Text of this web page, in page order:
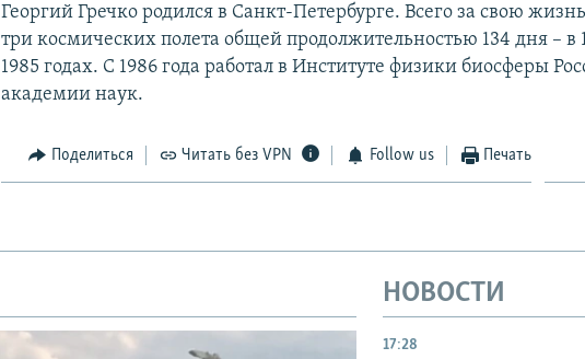
Георгий Гречко родился в Санкт-Петербурге. Всего за свою
три космических полета общей продолжительностью 134 дня – в
1985 годах. С 1986 года работал в Институте физики биосферы
академии наук.
Поделиться Читать без VPN Follow us Печать
НОВОСТИ
17:28